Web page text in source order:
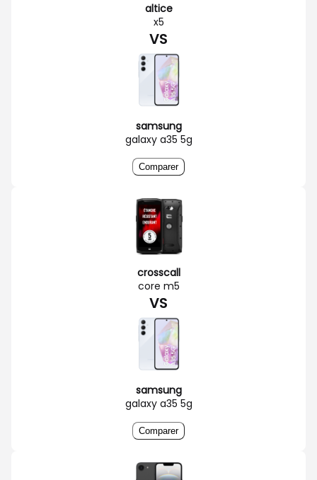
altice
x5
VS
samsung
galaxy a35 5g
Comparer
crosscall
core m5
VS
samsung
galaxy a35 5g
Comparer